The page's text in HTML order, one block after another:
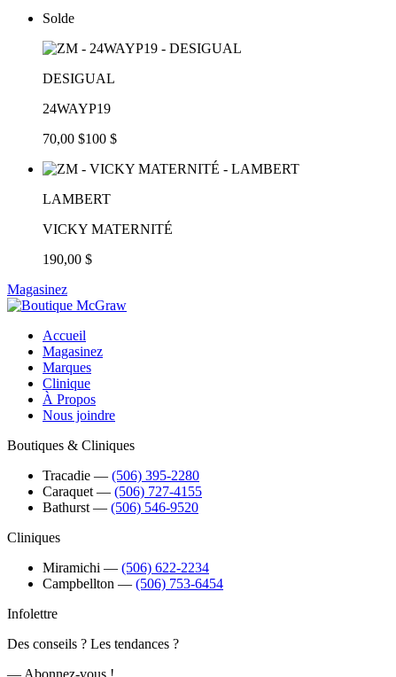
Solde
DESIGUAL
24WAYP19
70,00 $100 $
LAMBERT
VICKY MATERNITÉ
190,00 $
Magasinez
Accueil
Magasinez
Marques
Clinique
À Propos
Nous joindre
Boutiques & Cliniques
Tracadie ― (506) 395-2280
Caraquet ― (506) 727-4155
Bathurst ― (506) 546-9520
Cliniques
Miramichi ― (506) 622-2234
Campbellton ― (506) 753-6454
Infolettre
Des conseils ? Les tendances ?
― Abonnez-vous !